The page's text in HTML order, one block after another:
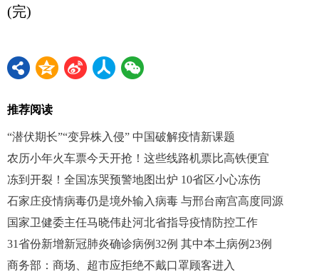
(完)
推荐阅读
“潜伏期长”“变异株入侵” 中国破解疫情新课题
农历小年火车票今天开抢！这些线路机票比高铁便宜
冻到开裂！全国冻哭预警地图出炉 10省区小心冻伤
石家庄疫情病毒仍是境外输入病毒 与邢台南宫高度同源
国家卫健委主任马晓伟赴河北省指导疫情防控工作
31省份新增新冠肺炎确诊病例32例 其中本土病例23例
商务部：商场、超市应拒绝不戴口罩顾客进入